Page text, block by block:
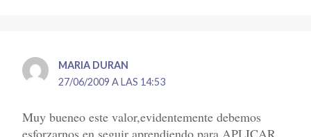
MARIA DURAN
27/06/2009 A LAS 14:53
Muy bueneo este valor,evidentemente debemos